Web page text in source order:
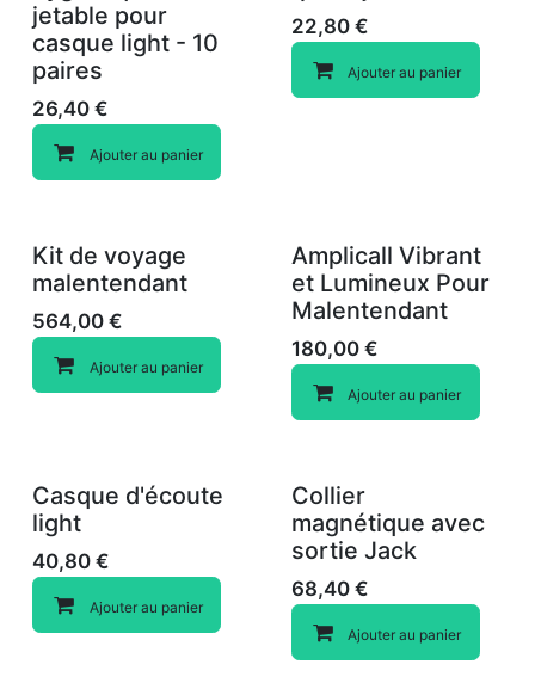
jetable pour
casque light - 10
paires
26,40 €
Ajouter au panier
22,80€
Ajouter au panier
Kit de voyage
malentendant
564,00 €
Ajouter au panier
Amplicall Vibrant
et Lumineux Pour
Malentendant
180,00€
Ajouter au panier
Casque d'écoute
light
40,80 €
Ajouter au panier
Collier
magnétique avec
sortie Jack
68,40€
Ajouter au panier